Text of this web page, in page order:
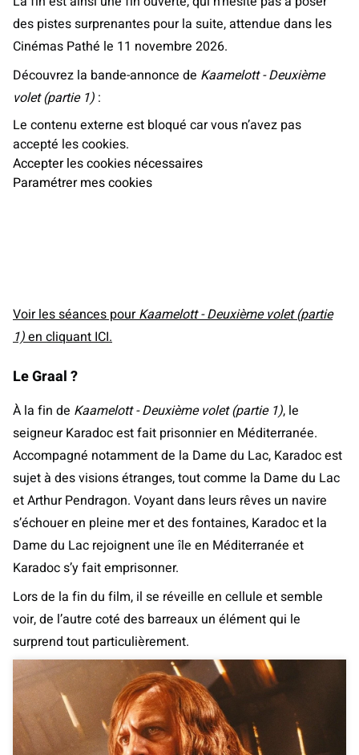
des pistes surprenantes pour la suite, attendue dans les
Cinémas Pathé le 11 novembre 2026.
Découvrez la bande-annonce de Kaamelott - Deuxième
volet (partie 1) :
Le contenu externe est bloqué car vous n’avez pas
accepté les cookies.
Accepter les cookies nécessaires
Paramétrer mes cookies
Voir les séances pourKaamelott - Deuxième volet (partie
1)en cliquant ICI.
Le Graal ?
À la fin de Kaamelott - Deuxième volet (partie 1), le
seigneur Karadoc est fait prisonnier en Méditerranée.
Accompagné notamment de la Dame du Lac, Karadoc est
sujet à des visions étranges, tout comme la Dame du Lac
et Arthur Pendragon. Voyant dans leurs rêves un navire
s’échouer en pleine mer et des fontaines, Karadoc et la
Dame du Lac rejoignent une île en Méditerranée et
Karadoc s’y fait emprisonner.
Lors de la fin du film, il se réveille en cellule et semble
voir, de l’autre coté des barreaux un élément qui le
surprend tout particulièrement.